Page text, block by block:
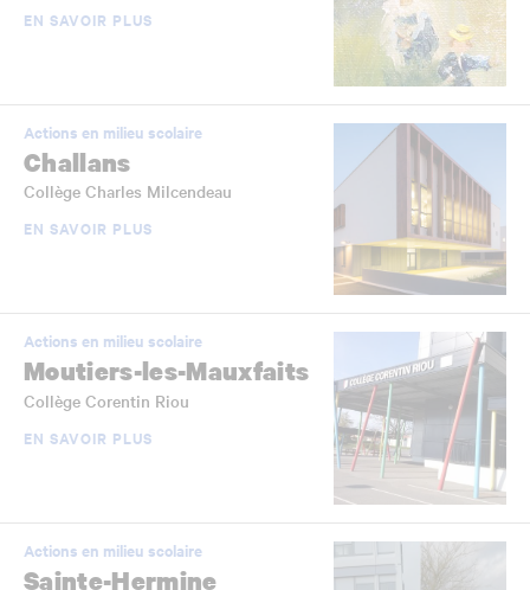
EN SAVOIR PLUS
Actions en milieu scolaire
Challans
Collège Charles Milcendeau
EN SAVOIR PLUS
Actions en milieu scolaire
Moutiers-les-Mauxfaits
Collège Corentin Riou
EN SAVOIR PLUS
Actions en milieu scolaire
Sainte-Hermine